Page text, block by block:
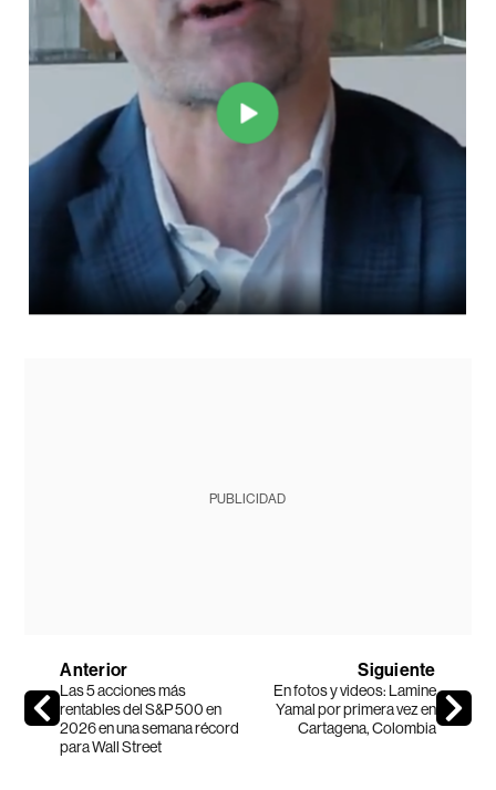
PUBLICIDAD
Anterior
Las 5 acciones más
rentables del S&P 500 en
2026 en una semana récord
para Wall Street
Siguiente
En fotos y videos: Lamine
Yamal por primera vez en
Cartagena, Colombia